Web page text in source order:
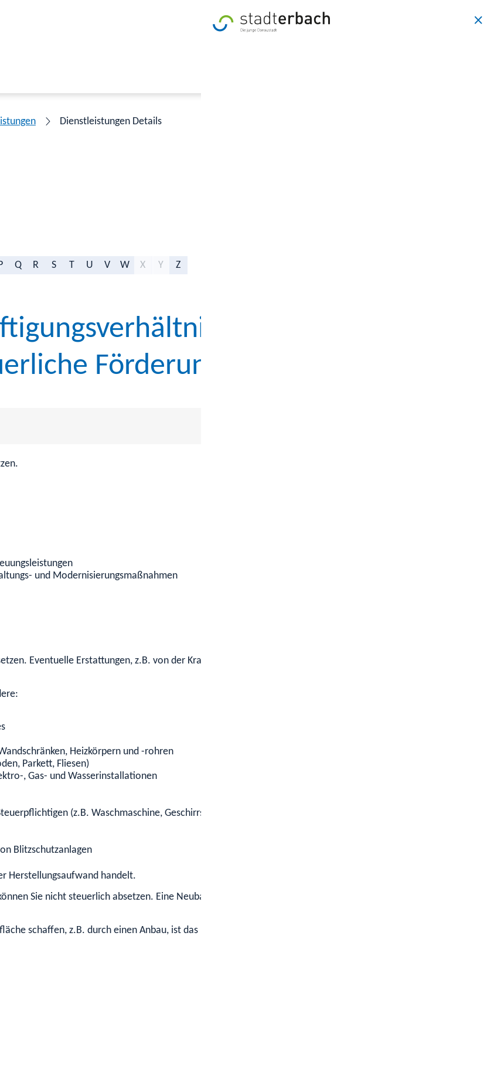
Dienstleistungen Details
P Q R S T U V W X Y Z
und
Förderung beantragen
und Modernisierungsmaßnahmen
Eventuelle Erstattungen, z.B. von der Krankenkasse für Pflege- und Betreuungsleistungen, rechnet Ihnen
e:
Heizkörpern und -rohren
Parkett, Fliesen)
, Gas- und Wasserinstallationen
(z.B. Waschmaschine, Geschirrspüler, Herd, Fernseher, PC)
Blitzschutzanlagen
Herstellungsaufwand handelt.
Sie nicht steuerlich absetzen. Eine Neubaumaßnahme
schaffen, z.B. durch einen Anbau, ist das begünstigt.